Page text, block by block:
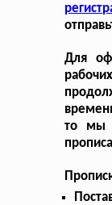
Для
то мы